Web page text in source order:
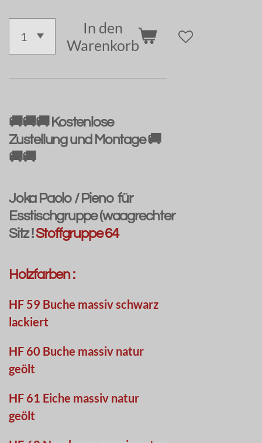
In den
Warenkorb
🚚🚚🚚 Kostenlose
Zustellung und Montage 🚚
🚚🚚
Joka Paolo / Pieno für
Esstischgruppe (waagrechter
Sitz !Stoffgruppe 64
Holzfarben :
HF 59 Buche massiv schwarz
lackiert
HF 60 Buche massiv natur
geölt
HF 61 Eiche massiv natur
geölt